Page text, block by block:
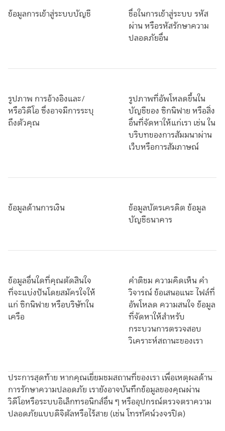
ข้อมูลการเข้าสู่ระบบบัญชี
ชื่อในการเข้าสู่ระบบ รหัส
ผ่าน หรือรหัสรักษาความ
ปลอดภัยอื่น
รูปภาพ การอ้างอิงและ/
หรือวิดีโอ ซึ่งอาจมีการระบุ
ถึงตัวคุณ
รูปภาพที่อัพโหลดขึ้นใน
บัญชีของ ซิกนิฟาย หรือสิ่ง
อื่นที่จัดหาให้แก่เรา เช่น ใน
บริบทของการสัมมนาผ่าน
เว็บหรือการสัมภาษณ์
ข้อมูลด้านการเงิน
ข้อมูลบัตรเครดิต ข้อมูล
บัญชีธนาคาร
ข้อมูลอื่นใดที่คุณตัดสินใจ
ที่จะแบ่งปันโดยสมัครใจให้
แก่ ซิกนิฟาย หรือบริษัทใน
เครือ
คำติชม ความคิดเห็น คำ
วิจารณ์ ข้อเสนอแนะ ไฟล์ที่
อัพโหลด ความสนใจ ข้อมูล
ที่จัดหาให้สำหรับ
กระบวนการตรวจสอบ
วิเคราะห์สถานะของเรา
ประการสุดท้าย หากคุณเยี่ยมชมสถานที่ของเรา เพื่อเหตุผลด้าน
การรักษาความปลอดภัย เรายังอาจบันทึกข้อมูลของคุณผ่าน
วิดีโอหรือระบบอิเล็กทรอนิกส์อื่น ๆ หรืออุปกรณ์ตรวจตราความ
ปลอดภัยแบบดิจิตัลหรือไร้สาย (เช่น โทรทัศน์วงจรปิด)